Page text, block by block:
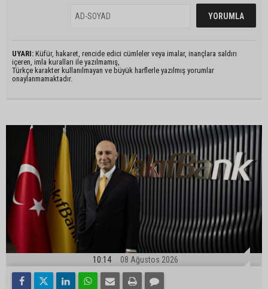
UYARI: Küfür, hakaret, rencide edici cümleler veya imalar, inançlara saldırı
içeren, imla kuralları ile yazılmamış,
Türkçe karakter kullanılmayan ve büyük harflerle yazılmış yorumlar
onaylanmamaktadır.
10:14 08 Ağustos 2026